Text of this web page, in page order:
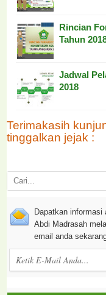
Rincian
Tahun
Jadwal
2018
Terimakasih
tinggalkan jejak :
Dapatkan informasi
Abdi Madrasah
email anda